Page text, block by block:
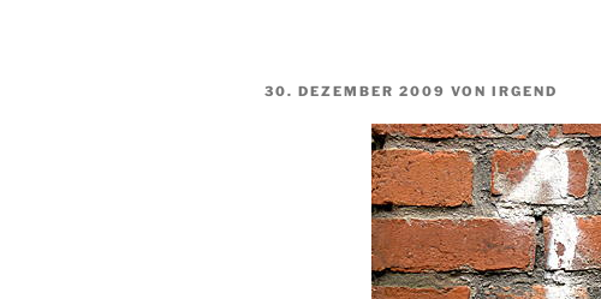
VERÖFFENTLICHT
30. DEZEMBER 2009 VON IRGEND